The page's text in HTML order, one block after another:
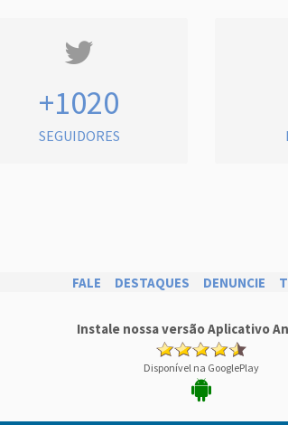
+1020
SEGUIDORES
FALE DESTAQUES DENUNCIE
Instale nossa versão Aplicativo
Disponível na GooglePlay